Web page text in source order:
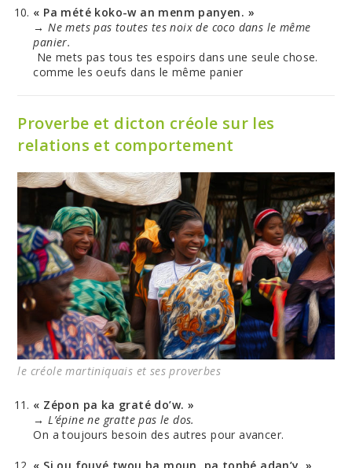
« Pa mété koko-w an menm panyen. »
→Ne mets pas toutes tes noix de coco dans le même
panier.
Ne mets pas tous tes espoirs dans une seule chose.
comme les oeufs dans le même panier
Proverbe et dicton créole sur les
relations et comportement
le créole martiniquais et ses proverbes
« Zépon pa ka graté do’w. »
→L’épine ne gratte pas le dos.
On a toujours besoin des autres pour avancer.